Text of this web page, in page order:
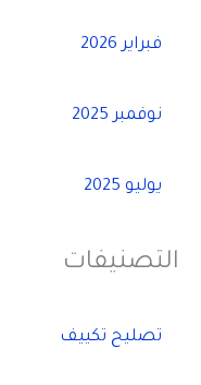
فبراير 2026
نوفمبر 2025
يوليو 2025
التصنيفات
تصليح تكييف